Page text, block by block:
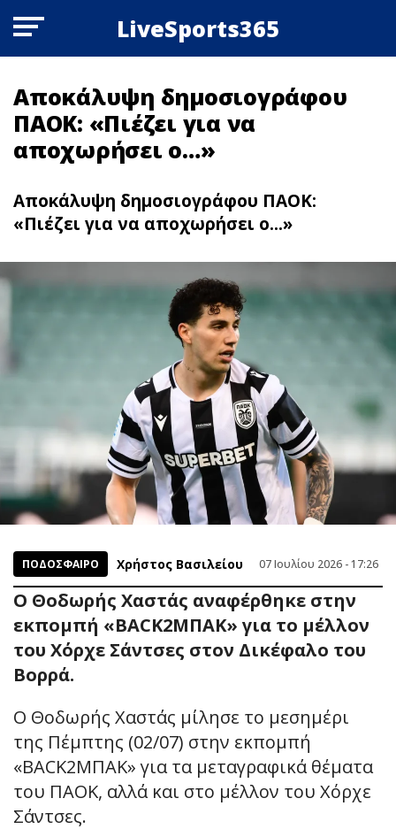
LiveSports365
Αποκάλυψη δημοσιογράφου
ΠΑΟΚ: «Πιέζει για να
αποχωρήσει ο…»
Αποκάλυψη δημοσιογράφου ΠΑΟΚ:
«Πιέζει για να αποχωρήσει ο...»
ΠΟΔΟΣΦΑΙΡΟ Χρήστος Βασιλείου 07 Ιουλίου 2026 - 17:26
Ο Θοδωρής Χαστάς αναφέρθηκε στην
εκπομπή «BACK2ΜΠΑΚ» για τo μέλλον
του Χόρχε Σάντσες στον Δικέφαλο του
Βορρά.
Ο Θοδωρής Χαστάς μίλησε το μεσημέρι
της Πέμπτης (02/07) στην εκπομπή
«BACK2ΜΠΑΚ» για τα μεταγραφικά θέματα
του ΠΑΟΚ, αλλά και στο μέλλον του Χόρχε
Σάντσες.